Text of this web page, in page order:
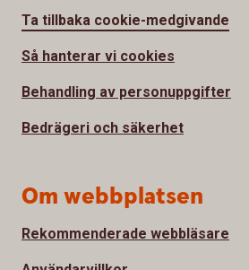
Ta tillbaka cookie-medgivande
Så hanterar vi cookies
Behandling av personuppgifter
Bedrägeri och säkerhet
Om webbplatsen
Rekommenderade webbläsare